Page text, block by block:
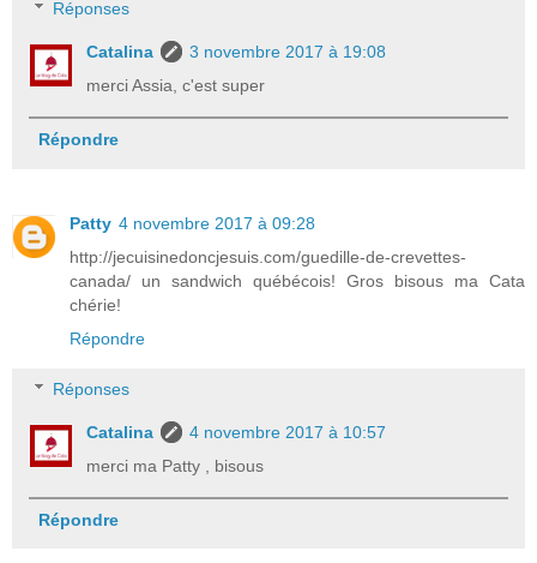
Réponses
Catalina
3 novembre 2017 à 19:08
merci Assia, c'est super
Répondre
Patty 4 novembre 2017 à 09:28
http://jecuisinedoncjesuis.com/guedille-de-crevettes-
canada/ un sandwich québécois! Gros bisous ma Cata
chérie!
Répondre
Réponses
Catalina
4 novembre 2017 à 10:57
merci ma Patty , bisous
Répondre